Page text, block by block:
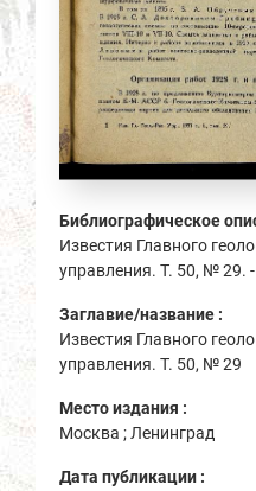
Библиографическое
Известия Главного
управления. Т. 50, № 29.
Заглавие/название :
Известия Главного
управления. Т. 50, № 29
Место издания :
Москва ; Ленинград
Дата публикации :